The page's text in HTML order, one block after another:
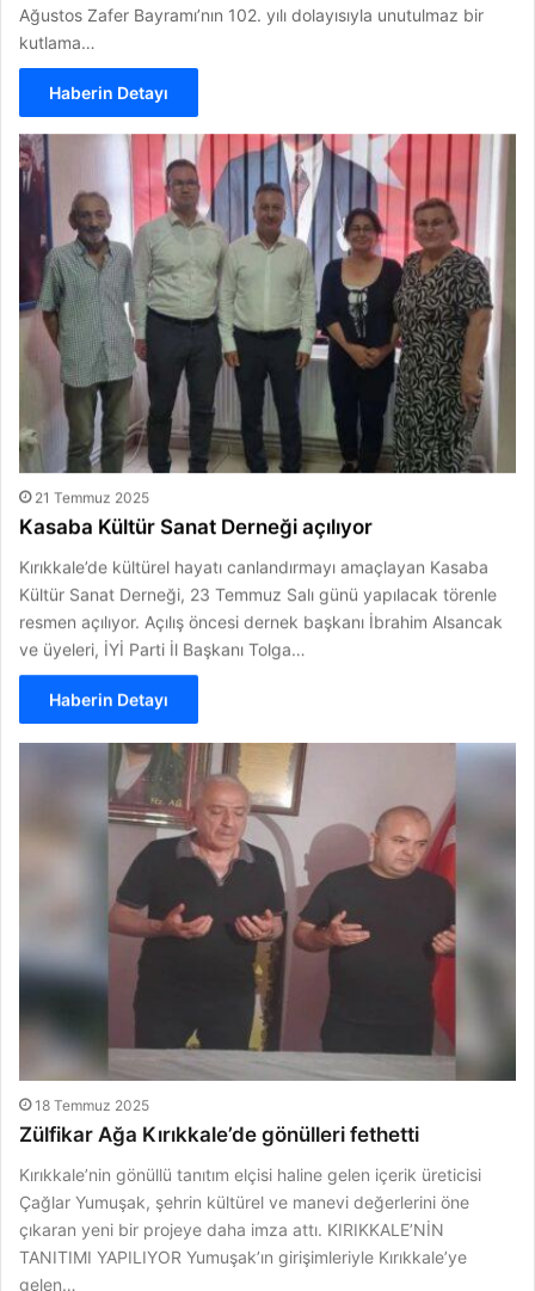
Ağustos Zafer Bayramı’nın 102. yılı dolayısıyla unutulmaz bir
kutlama…
Haberin Detayı
21 Temmuz 2025
Kasaba Kültür Sanat Derneği açılıyor
Kırıkkale’de kültürel hayatı canlandırmayı amaçlayan Kasaba
Kültür Sanat Derneği, 23 Temmuz Salı günü yapılacak törenle
resmen açılıyor. Açılış öncesi dernek başkanı İbrahim Alsancak
ve üyeleri, İYİ Parti İl Başkanı Tolga…
Haberin Detayı
18 Temmuz 2025
Zülfikar Ağa Kırıkkale’de gönülleri fethetti
Kırıkkale’nin gönüllü tanıtım elçisi haline gelen içerik üreticisi
Çağlar Yumuşak, şehrin kültürel ve manevi değerlerini öne
çıkaran yeni bir projeye daha imza attı. KIRIKKALE’NİN
TANITIMI YAPILIYOR Yumuşak’ın girişimleriyle Kırıkkale’ye
gelen…